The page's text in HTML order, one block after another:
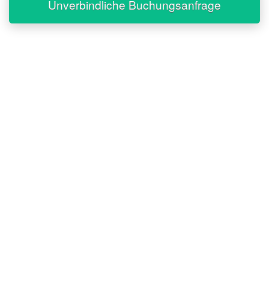
Unverbindliche Buchungsanfrage